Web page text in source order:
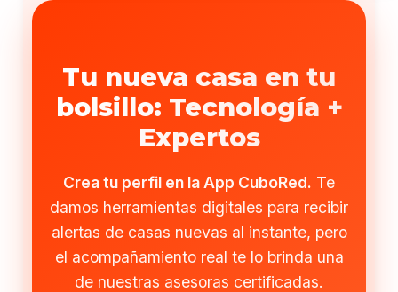
Tu nueva casa en tu
bolsillo: Tecnología +
Expertos
Crea tu perfil en la App CuboRed. Te
damos herramientas digitales para recibir
alertas de casas nuevas al instante, pero
el acompañamiento real te lo brinda una
de nuestras asesoras certificadas.